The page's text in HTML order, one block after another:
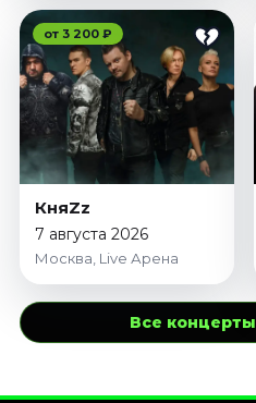
от 3 200 ₽
КняZz
7 августа 2026
Москва, Live Арена
Все